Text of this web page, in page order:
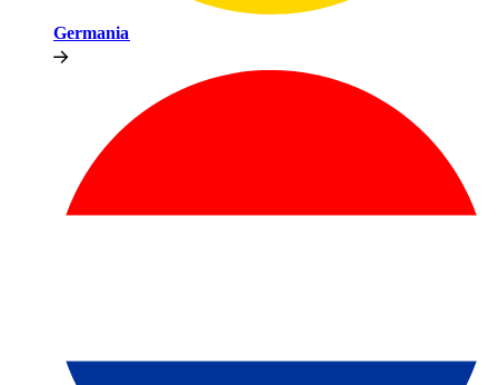
Germania​​